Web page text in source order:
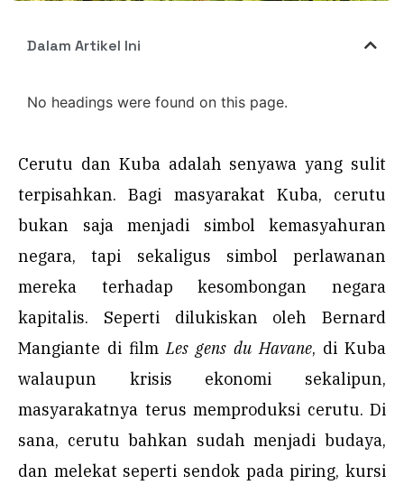
Dalam Artikel Ini
No headings were found on this page.
Cerutu dan Kuba adalah senyawa yang sulit
terpisahkan. Bagi masyarakat Kuba, cerutu
bukan saja menjadi simbol kemasyahuran
negara, tapi sekaligus simbol perlawanan
mereka terhadap kesombongan negara
kapitalis. Seperti dilukiskan oleh Bernard
Mangiante di filmLes gens du Havane, di Kuba
walaupun krisis ekonomi sekalipun,
masyarakatnya terus memproduksi cerutu. Di
sana, cerutu bahkan sudah menjadi budaya,
dan melekat seperti sendok pada piring, kursi